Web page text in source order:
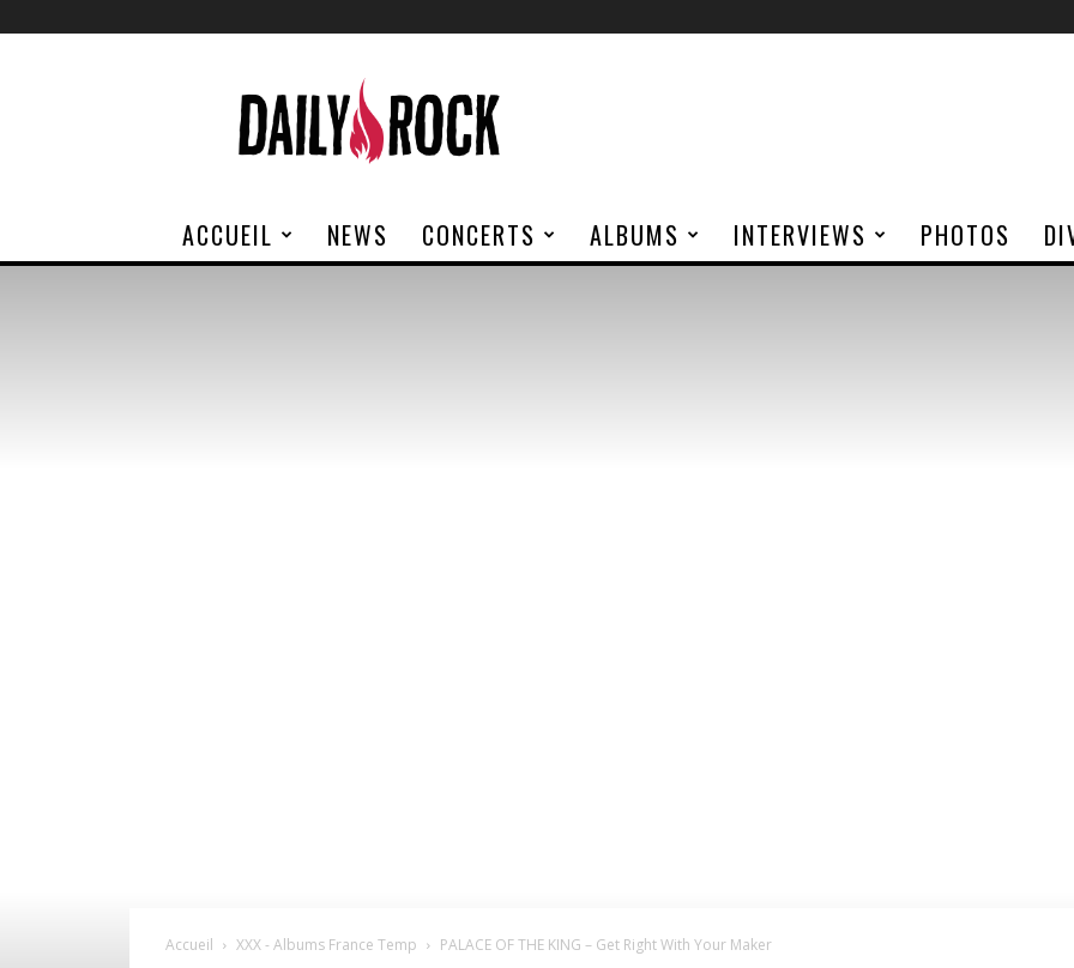
Rock
ACCUEIL NEWS CONCERTS ALBUMS INTERVIEWS PHOTOS
Accueil XXX - Albums France Temp PALACE OF THE KING – Get Right With Your Maker